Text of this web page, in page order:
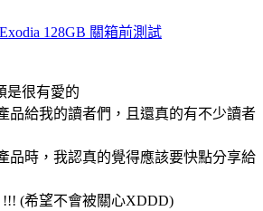
128GB 關箱前測試
是很有愛的
品給我的讀者們，且還真的有不少讀者
品時，我認真的覺得應該要快點分享給
!!! (希望不會被關心XDDD)